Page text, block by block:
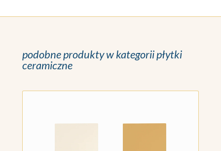
podobne produkty w kategorii płytki
ceramiczne